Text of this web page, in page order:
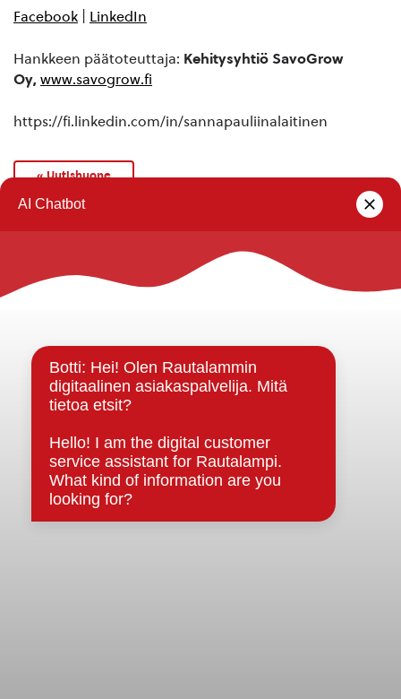
Facebook LinkedIn
Hankkeen päätoteuttaja: Kehitysyhtiö SavoGrow
Oy, www.savogrow.fi
https://fi.linkedin.com/in/sannapauliinalaitinen
« Uutishuone
Rautalammin kunta
Strategiat, ohjelmat, ohjeet, suunnitelmat, säännöt ja
sopimukset
Asiakirjajulkisuuskuvaus
Evästeet
Saavutettavuusseloste
Tietosuoja
Tietosuojaselosteet